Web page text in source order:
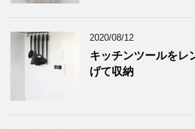
2020/08/12
キッチンツールをレ
げて収納